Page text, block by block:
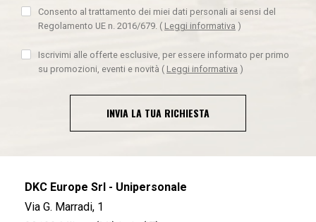
Consento al trattamento dei miei dati personali ai sensi del
Regolamento UE n. 2016/679. ( Leggi informativa )
Iscrivimi alle offerte esclusive, per essere informato per primo
su promozioni, eventi e novità ( Leggi informativa )
INVIA LA TUA RICHIESTA
DKC Europe Srl - Unipersonale
Via G. Marradi, 1